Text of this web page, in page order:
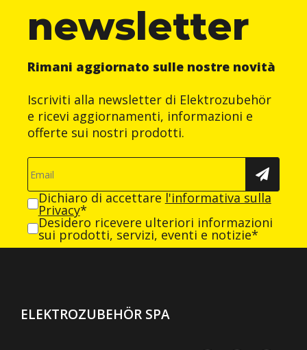
newsletter
Rimani aggiornato sulle nostre novità
Iscriviti alla newsletter di Elektrozubehör
e ricevi aggiornamenti, informazioni e
offerte sui nostri prodotti.
Dichiaro di accettare l'informativa sulla
Privacy*
Desidero ricevere ulteriori informazioni
sui prodotti, servizi, eventi e notizie*
ELEKTROZUBEHÖR SPA